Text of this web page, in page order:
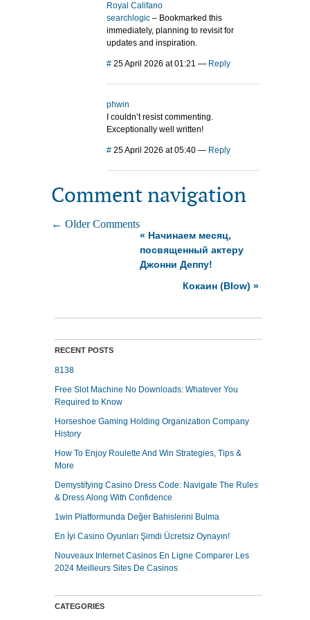
Royal Califano
searchlogic – Bookmarked this
immediately, planning to revisit for
updates and inspiration.
# 25 April 2026 at 01:21 — Reply
phwin
I couldn’t resist commenting.
Exceptionally well written!
# 25 April 2026 at 05:40 — Reply
Comment navigation
← Older Comments
« Начинаем месяц,
посвященный актеру
Джонни Деппу!
Кокаин (Blow) »
RECENT POSTS
8138
Free Slot Machine No Downloads: Whatever You
Required to Know
Horseshoe Gaming Holding Organization Company
History
How To Enjoy Roulette And Win Strategies, Tips &
More
Demystifying Casino Dress Code: Navigate The Rules
& Dress Along With Confidence
1win Platformunda Değer Bahislerini Bulma
En İyi Casino Oyunları Şimdi Ücretsiz Oynayın!
Nouveaux Internet Casinos En Ligne Comparer Les
2024 Meilleurs Sites De Casinos
CATEGORIES